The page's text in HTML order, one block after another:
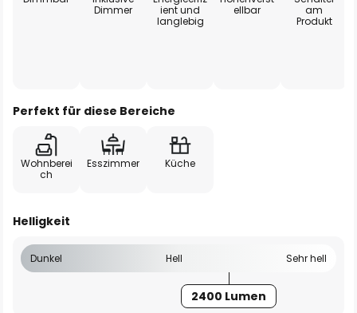
Dimmer
ient und
langlebig
ellbar
am
Produkt
Perfekt für diese Bereiche
Wohnberei
ch
Esszimmer Küche
Helligkeit
Dunkel Hell Sehr hell
2400 Lumen